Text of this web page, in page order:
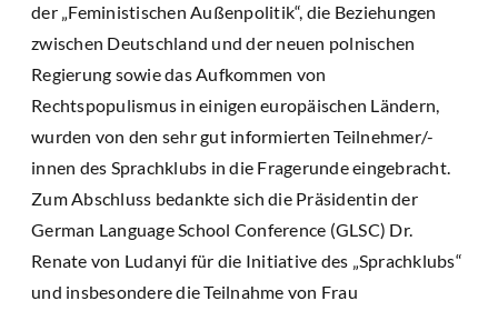
der „Feministischen Außenpolitik“, die Beziehungen
zwischen Deutschland und der neuen polnischen
Regierung sowie das Aufkommen von
Rechtspopulismus in einigen europäischen Ländern,
wurden von den sehr gut informierten Teilnehmer/-
innen des Sprachklubs in die Fragerunde eingebracht.
Zum Abschluss bedankte sich die Präsidentin der
German Language School Conference (GLSC) Dr.
Renate von Ludanyi für die Initiative des „Sprachklubs“
und insbesondere die Teilnahme von Frau